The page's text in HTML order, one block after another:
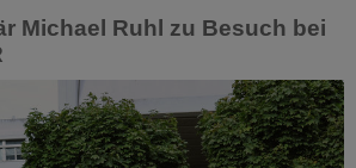
Michael Ruhl zu Besuch bei